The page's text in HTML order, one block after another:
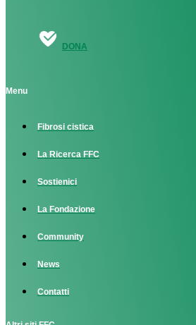
DONA
Menu
Fibrosi cistica
La Ricerca FFC
Sostienici
La Fondazione
Community
News
Contatti